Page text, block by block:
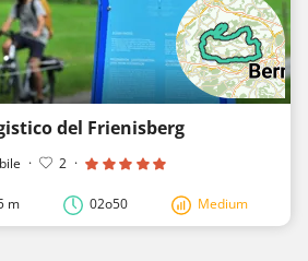
del Frienisberg
· 2 ·
m 02o50 Medium